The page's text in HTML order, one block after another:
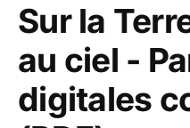
Sur la
au ciel -
digitales